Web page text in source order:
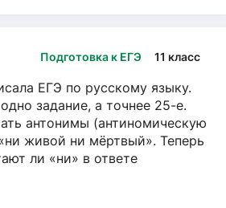
Подготовка к ЕГЭ 11 класс
ЕГЭ по русскому языку.
задание, а точнее 25-е.
антонимы (антиномическую
живой ни мёртвый». Теперь
ли «ни» в ответе